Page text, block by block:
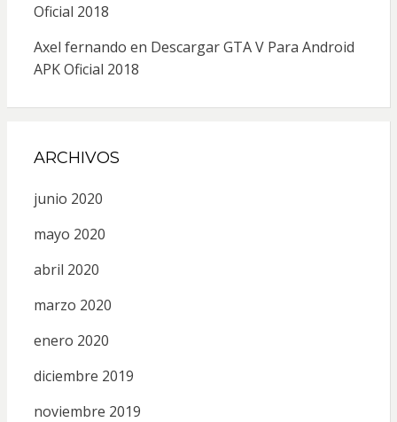
Oficial 2018
Axel fernando en Descargar GTA V Para Android
APK Oficial 2018
ARCHIVOS
junio 2020
mayo 2020
abril 2020
marzo 2020
enero 2020
diciembre 2019
noviembre 2019